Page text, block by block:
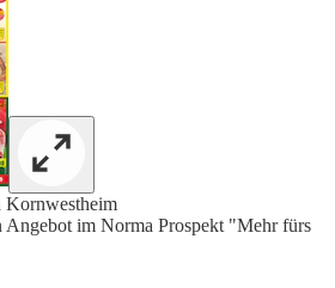
Kornwestheim
Angebot im Norma Prospekt "Mehr fürs